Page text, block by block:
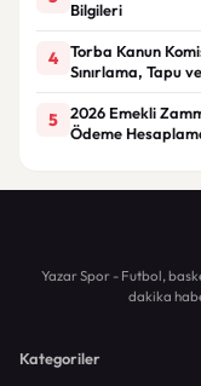
Bilgileri
4
Torba Kanun
Sınırlama, Tapu
5
2026 Emekli
Ödeme
Yazar Spor - Futbol,
dakika
Kategoriler